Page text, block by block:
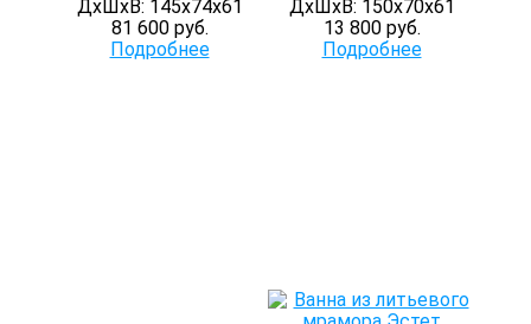
ДхШхВ: 145х74х61
81 600 руб.
Подробнее
ДхШхВ: 150х70х61
13 800 руб.
Подробнее